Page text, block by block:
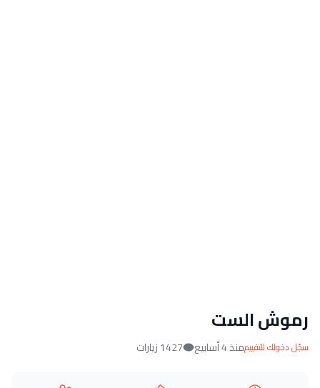
رموش الست
سجّل دخولك للتقييممنذ 4 أسابيع 1427 زيارات